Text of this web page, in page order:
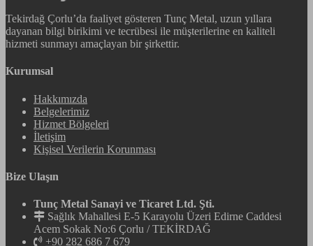
Tekirdağ Çorlu’da faaliyet gösteren Tunç Metal, uzun yıllara
dayanan bilgi birikimi ve tecrübesi ile müşterilerine en kaliteli
hizmeti sunmayı amaçlayan bir şirkettir.
Kurumsal
Hakkımızda
Belgelerimiz
Hizmet Bölgeleri
İletişim
Kişisel Verilerin Korunması
Bize Ulaşın
Tunç Metal Sanayi ve Ticaret Ltd. Şti.
Sağlık Mahallesi E-5 Karayolu Üzeri Edirne Caddesi
Acem Sokak No:6 Çorlu / TEKİRDAĞ
+90 282 686 7 679